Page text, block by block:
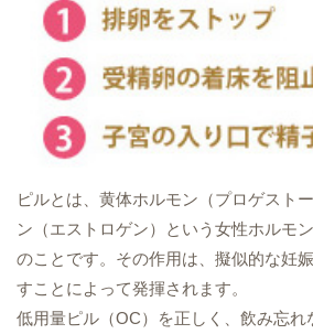
ピルとは、黄体ホルモン（プロゲスト
ン（エストロゲン）という女性ホルモ
のことです。その作用は、擬似的な妊
すことによって発揮されます。
低用量ピル（OC）を正しく、飲み忘れ